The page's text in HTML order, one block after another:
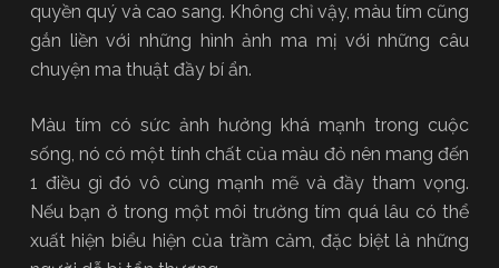
quyền quý và cao sang. Không chỉ vậy, màu tím cũng
gắn liền với những hình ảnh ma mị với những câu
chuyện ma thuật đầy bí ẩn.
Màu tím có sức ảnh hưởng khá mạnh trong cuộc
sống, nó có một tính chất của màu đỏ nên mang đến
1 điều gì đó vô cùng mạnh mẽ và đầy tham vọng.
Nếu bạn ở trong một môi trường tím quá lâu có thể
xuất hiện biểu hiện của trầm cảm, đặc biệt là những